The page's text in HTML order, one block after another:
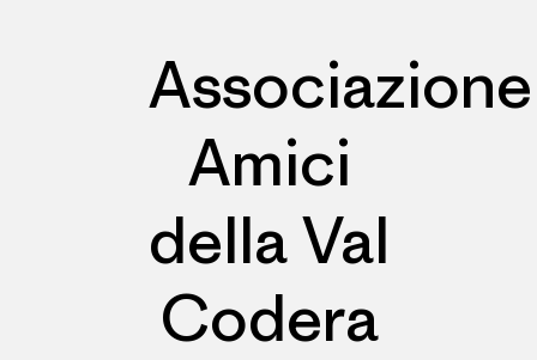
Associazione
Amici
della Val
Codera